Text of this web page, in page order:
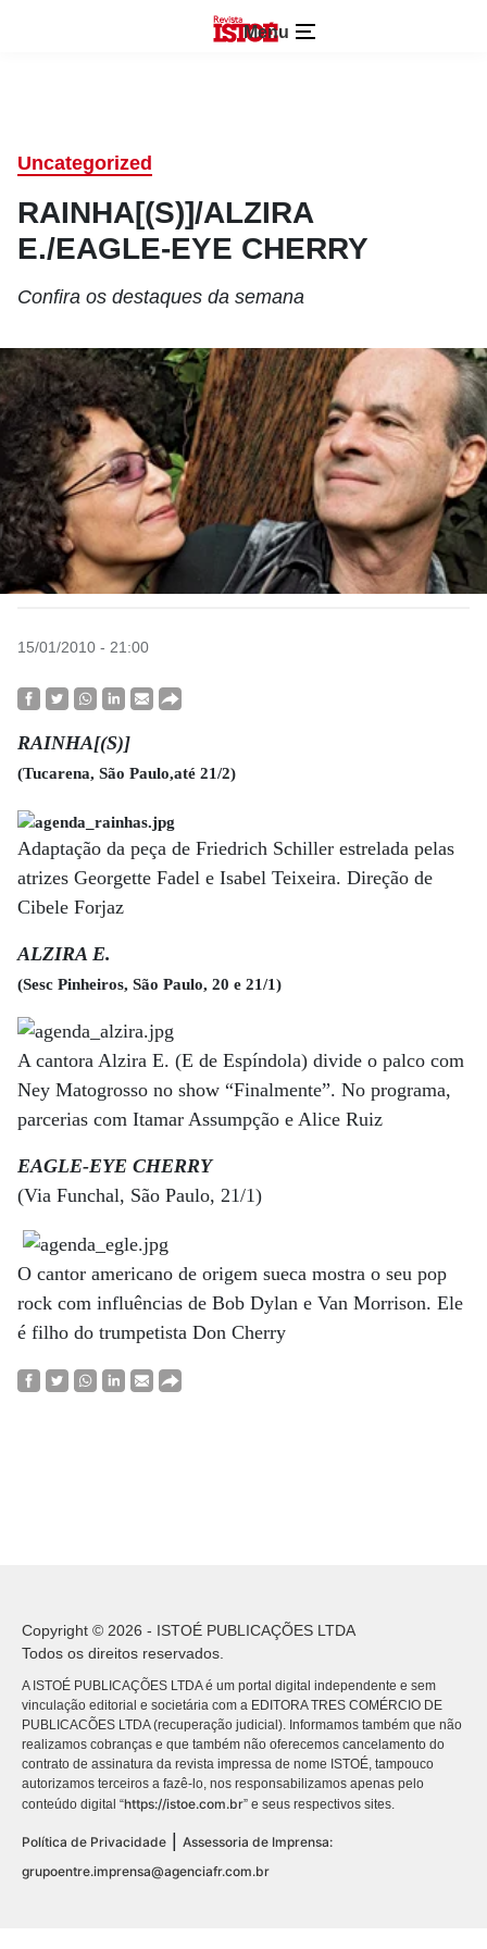
Menu
Uncategorized
RAINHA[(S)]/ALZIRA
E./EAGLE-EYE CHERRY
Confira os destaques da semana
15/01/2010 - 21:00
RAINHA[(S)]
(Tucarena, São Paulo,até 21/2)
Adaptação da peça de Friedrich Schiller estrelada pelas
atrizes Georgette Fadel e Isabel Teixeira. Direção de
Cibele Forjaz
ALZIRA E.
(Sesc Pinheiros, São Paulo, 20 e 21/1)
A cantora Alzira E. (E de Espíndola) divide o palco com
Ney Matogrosso no show “Finalmente”. No programa,
parcerias com Itamar Assumpção e Alice Ruiz
EAGLE-EYE CHERRY
(Via Funchal, São Paulo, 21/1)
O cantor americano de origem sueca mostra o seu pop
rock com influências de Bob Dylan e Van Morrison. Ele
é filho do trumpetista Don Cherry
Copyright © 2026 - ISTOÉ PUBLICAÇÕES LTDA
Todos os direitos reservados.
A ISTOÉ PUBLICAÇÕES LTDA é um portal digital independente e sem
vinculação editorial e societária com a EDITORA TRES COMÉRCIO DE
PUBLICACÕES LTDA (recuperação judicial). Informamos também que não
realizamos cobranças e que também não oferecemos cancelamento do
contrato de assinatura da revista impressa de nome ISTOÉ, tampouco
autorizamos terceiros a fazê-lo, nos responsabilizamos apenas pelo
conteúdo digital “https://istoe.com.br” e seus respectivos sites.
Política de Privacidade | Assessoria de Imprensa:
grupoentre.imprensa@agenciafr.com.br